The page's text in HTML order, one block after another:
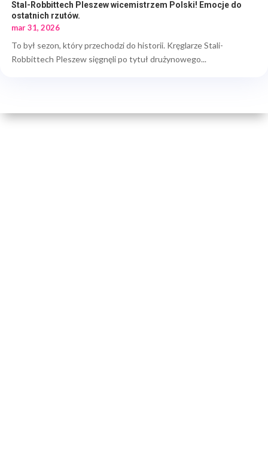
Stal-Robbittech Pleszew wicemistrzem Polski! Emocje do
ostatnich rzutów.
mar 31, 2026
To był sezon, który przechodzi do historii. Kręglarze Stali-
Robbittech Pleszew sięgnęli po tytuł drużynowego...